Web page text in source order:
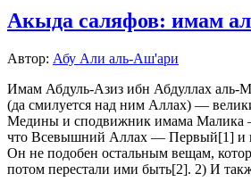
Акыда саляфов: имам
Автор: Абу Али аль-Аш'ари
Имам Абдуль-Азиз ибн Абдуллах аль-
(да смилуется над ним Аллах) —
Медины и сподвижник имама Малика
что Всевышний Аллах — Первый[1] и
Он не подобен остальным вещам,
потом перестали ими быть[2]. 2) И